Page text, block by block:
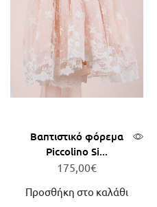
Βαπτιστικό φόρεμα
Piccolino Si...
175,00€
Προσθήκη στο καλάθι